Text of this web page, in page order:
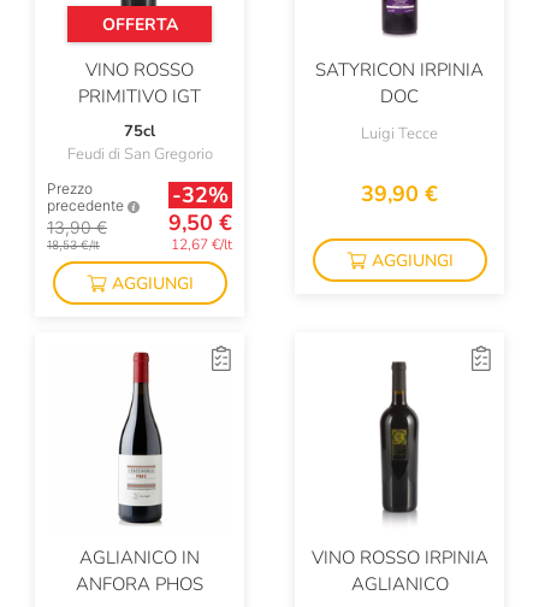
OFFERTA
VINO ROSSO
PRIMITIVO IGT
75cl
Feudi di San Gregorio
Prezzo
precedente
13,90 €
18,53 €/lt
-32%
9,50 €
12,67 €/lt
AGGIUNGI
SATYRICON IRPINIA
DOC
Luigi Tecce
39,90 €
AGGIUNGI
AGLIANICO IN
ANFORA PHOS
VINO ROSSO IRPINIA
AGLIANICO